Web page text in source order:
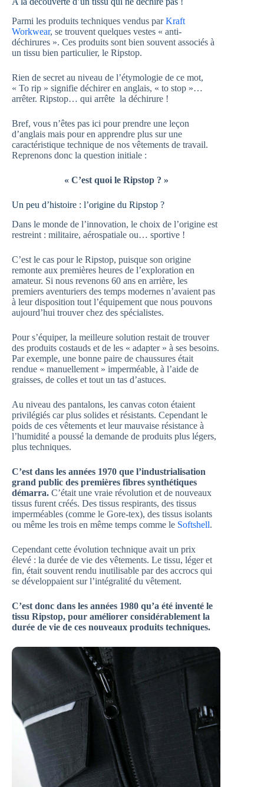
Parmi les produits techniques vendus parKraft
Workwear, se trouvent quelques vestes « anti-
déchirures ». Ces produits sont bien souvent associés à
un tissu bien particulier, le Ripstop.
Rien de secret au niveau de l’étymologie de ce mot,
« To rip » signifie déchirer en anglais, « to stop »…
arrêter. Ripstop… qui arrête la déchirure !
Bref, vous n’êtes pas ici pour prendre une leçon
d’anglais mais pour en apprendre plus sur une
caractéristique technique de nos vêtements de travail.
Reprenons donc la question initiale :
« C’est quoi le Ripstop ? »
Un peu d’histoire : l’origine du Ripstop ?
Dans le monde de l’innovation, le choix de l’origine est
restreint : militaire, aérospatiale ou… sportive !
C’est le cas pour le Ripstop, puisque son origine
remonte aux premières heures de l’exploration en
amateur. Si nous revenons 60 ans en arrière, les
premiers aventuriers des temps modernes n’avaient pas
à leur disposition tout l’équipement que nous pouvons
aujourd’hui trouver chez des spécialistes.
Pour s’équiper, la meilleure solution restait de trouver
des produits costauds et de les « adapter » à ses besoins.
Par exemple, une bonne paire de chaussures était
rendue « manuellement » imperméable, à l’aide de
graisses, de colles et tout un tas d’astuces.
Au niveau des pantalons, les canvas coton étaient
privilégiés car plus solides et résistants. Cependant le
poids de ces vêtements et leur mauvaise résistance à
l’humidité a poussé la demande de produits plus légers,
plus techniques.
C’est dans les années 1970 que l’industrialisation
grand public des premières fibres synthétiques
démarra. C’était une vraie révolution et de nouveaux
tissus furent créés. Des tissus respirants, des tissus
imperméables (comme le Gore-tex), des tissus isolants
ou même les trois en même temps comme le Softshell.
Cependant cette évolution technique avait un prix
élevé : la durée de vie des vêtements. Le tissu, léger et
fin, était souvent rendu inutilisable par des accrocs qui
se développaient sur l’intégralité du vêtement.
C’est donc dans les années 1980 qu’a été inventé le
tissu Ripstop, pour améliorer considérablement la
durée de vie de ces nouveaux produits techniques.